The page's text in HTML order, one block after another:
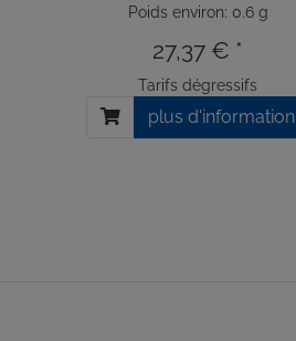
Poids environ: 0.6 g
27,37 € *
Tarifs dégressifs
plus d'information